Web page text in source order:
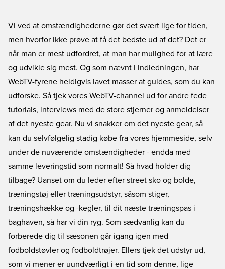
Vi ved at omstændighederne gør det svært lige for tiden,
men hvorfor ikke prøve at få det bedste ud af det? Det er
når man er mest udfordret, at man har mulighed for at lære
og udvikle sig mest. Og som nævnt i indledningen, har
WebTV-fyrene heldigvis lavet masser at guides, som du kan
udforske. Så tjek vores WebTV-channel ud for andre fede
tutorials, interviews med de store stjerner og anmeldelser
af det nyeste gear. Nu vi snakker om det nyeste gear, så
kan du selvfølgelig stadig købe fra vores hjemmeside, selv
under de nuværende omstændigheder - endda med
samme leveringstid som normalt! Så hvad holder dig
tilbage? Uanset om du leder efter street sko og bolde,
træningstøj eller træningsudstyr, såsom stiger,
træningshække og -kegler, til dit næste træningspas i
baghaven, så har vi din ryg. Som sædvanlig kan du
forberede dig til sæsonen går igang igen med
fodboldstøvler og fodboldtrøjer. Ellers tjek det udstyr ud,
som vi mener er uundværligt i en tid som denne, lige